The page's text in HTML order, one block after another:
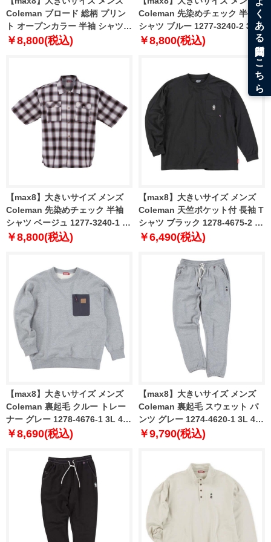
Coleman ブロード 総柄 プリン
ト オープンカラー 半袖 シャツ
アイボリー 1277-3241-1 3L 4L
￥8,800(税込)
Coleman 先染めチェック 半袖
シャツ ブルー 1277-3240-2 3L
4L 5L 6L 7L 8L
￥8,800(税込)
【max8】大きいサイズ メンズ
Coleman 先染めチェック 半袖
シャツ ベージュ 1277-3240-1 3L
4L 5L 6L 7L 8L
￥8,800(税込)
【max8】大きいサイズ メンズ
Coleman 天竺ポケット付 長袖 T
シャツ ブラック 1278-4675-2 3L
4L 5L 6L 8L
￥6,490(税込)
【max8】大きいサイズ メンズ
Coleman 裏起毛 クルー トレー
ナー グレー 1278-4676-1 3L 4L
5L 6L 8L
￥8,690(税込)
【max8】大きいサイズ メンズ
Coleman 裏起毛 スウェット パ
ンツ グレー 1274-4620-1 3L 4L
5L 6L 8L
￥9,790(税込)